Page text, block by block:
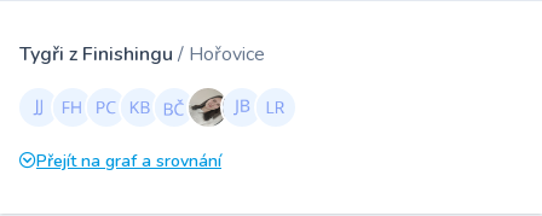
Tygři z Finishingu / Hořovice
Přejít na graf a srovnání